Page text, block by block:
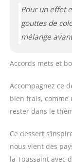
Pour un effet
gouttes de
mélange
Accords mets et
Accompagnez ce
bien frais, comme
rester dans le
Ce dessert
nous vient des
la Toussaint avec